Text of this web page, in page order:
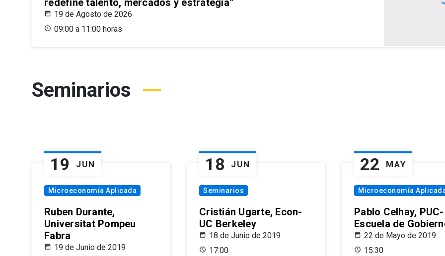
redefine talento, mercados y estrategia”
19 de Agosto de 2026
09:00 a 11:00 horas
Seminarios
19 JUN
Microeconomía Aplicada
Ruben Durante,
Universitat Pompeu
Fabra
19 de Junio de 2019
18 JUN
Seminarios
Cristián Ugarte, Econ-
UC Berkeley
18 de Junio de 2019
17:00
22 MAY
Microeconomía
Pablo Celhay, PUC-
Escuela de
22 de Mayo de 2019
15:30